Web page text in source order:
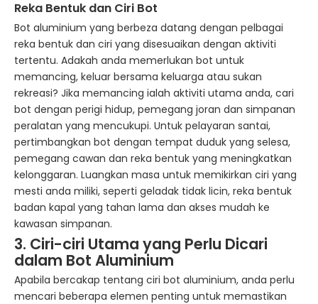
Reka Bentuk dan Ciri Bot
Bot aluminium yang berbeza datang dengan pelbagai
reka bentuk dan ciri yang disesuaikan dengan aktiviti
tertentu. Adakah anda memerlukan bot untuk
memancing, keluar bersama keluarga atau sukan
rekreasi? Jika memancing ialah aktiviti utama anda, cari
bot dengan perigi hidup, pemegang joran dan simpanan
peralatan yang mencukupi. Untuk pelayaran santai,
pertimbangkan bot dengan tempat duduk yang selesa,
pemegang cawan dan reka bentuk yang meningkatkan
kelonggaran. Luangkan masa untuk memikirkan ciri yang
mesti anda miliki, seperti geladak tidak licin, reka bentuk
badan kapal yang tahan lama dan akses mudah ke
kawasan simpanan.
3. Ciri-ciri Utama yang Perlu Dicari
dalam Bot Aluminium
Apabila bercakap tentang ciri bot aluminium, anda perlu
mencari beberapa elemen penting untuk memastikan